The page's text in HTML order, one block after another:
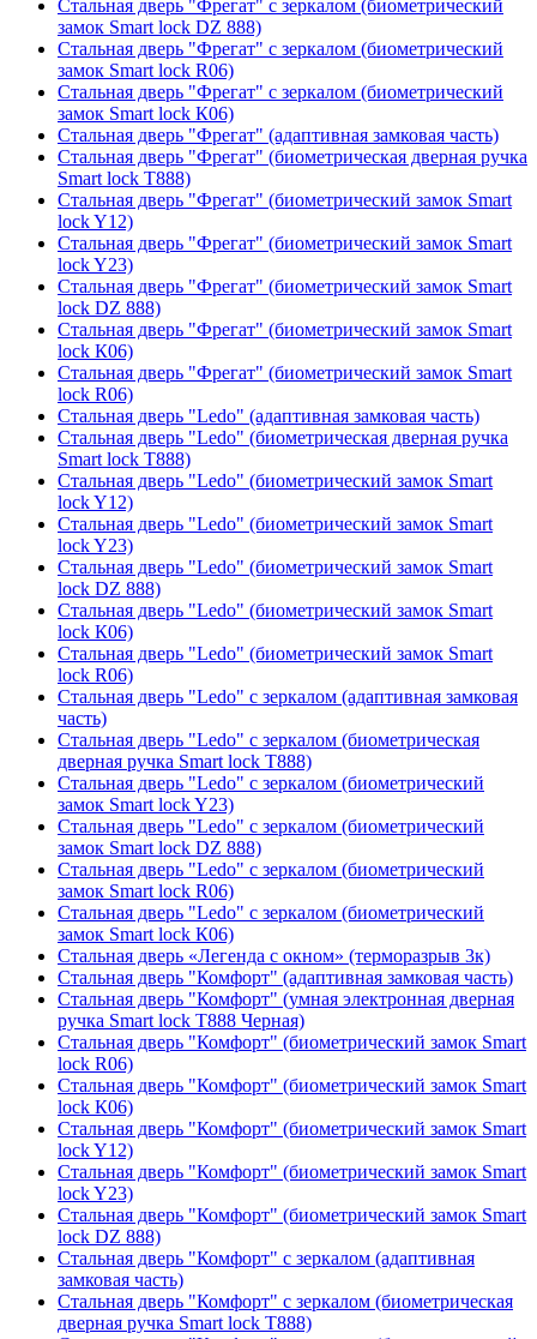
Стальная дверь "Фрегат" с зеркалом (биометрический
замок Smart lock DZ 888)
Стальная дверь "Фрегат" с зеркалом (биометрический
замок Smart lock R06)
Стальная дверь "Фрегат" с зеркалом (биометрический
замок Smart lock К06)
Стальная дверь "Фрегат" (адаптивная замковая часть)
Стальная дверь "Фрегат" (биометрическая дверная ручка
Smart lock T888)
Стальная дверь "Фрегат" (биометрический замок Smart
lock Y12)
Стальная дверь "Фрегат" (биометрический замок Smart
lock Y23)
Стальная дверь "Фрегат" (биометрический замок Smart
lock DZ 888)
Стальная дверь "Фрегат" (биометрический замок Smart
lock К06)
Стальная дверь "Фрегат" (биометрический замок Smart
lock R06)
Стальная дверь "Ledo" (адаптивная замковая часть)
Стальная дверь "Ledo" (биометрическая дверная ручка
Smart lock T888)
Стальная дверь "Ledo" (биометрический замок Smart
lock Y12)
Стальная дверь "Ledo" (биометрический замок Smart
lock Y23)
Стальная дверь "Ledo" (биометрический замок Smart
lock DZ 888)
Стальная дверь "Ledo" (биометрический замок Smart
lock К06)
Стальная дверь "Ledo" (биометрический замок Smart
lock R06)
Стальная дверь "Ledo" с зеркалом (адаптивная замковая
часть)
Стальная дверь "Ledo" с зеркалом (биометрическая
дверная ручка Smart lock T888)
Стальная дверь "Ledo" с зеркалом (биометрический
замок Smart lock Y23)
Стальная дверь "Ledo" с зеркалом (биометрический
замок Smart lock DZ 888)
Стальная дверь "Ledo" с зеркалом (биометрический
замок Smart lock R06)
Стальная дверь "Ledo" с зеркалом (биометрический
замок Smart lock К06)
Стальная дверь «Легенда с окном» (терморазрыв 3к)
Стальная дверь "Комфорт" (адаптивная замковая часть)
Стальная дверь "Комфорт" (умная электронная дверная
ручка Smart lock T888 Черная)
Стальная дверь "Комфорт" (биометрический замок Smart
lock R06)
Стальная дверь "Комфорт" (биометрический замок Smart
lock К06)
Стальная дверь "Комфорт" (биометрический замок Smart
lock Y12)
Стальная дверь "Комфорт" (биометрический замок Smart
lock Y23)
Стальная дверь "Комфорт" (биометрический замок Smart
lock DZ 888)
Стальная дверь "Комфорт" с зеркалом (адаптивная
замковая часть)
Стальная дверь "Комфорт" с зеркалом (биометрическая
дверная ручка Smart lock T888)